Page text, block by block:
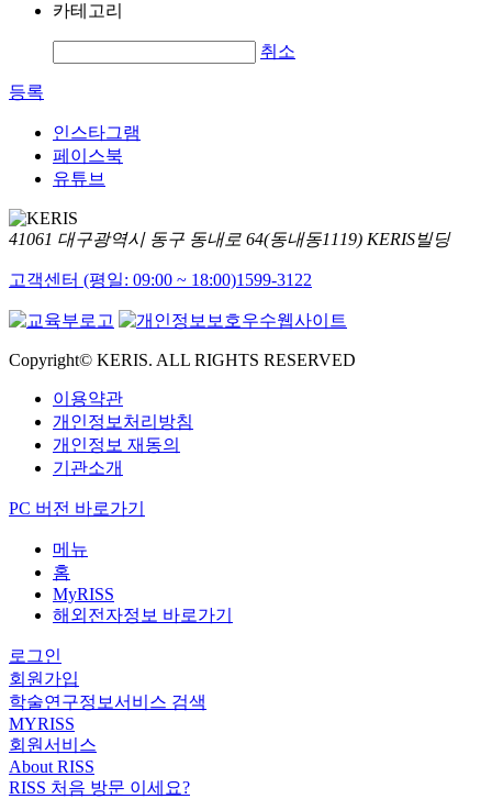
카테고리
취소
등록
인스타그램
페이스북
유튜브
41061 대구광역시 동구 동내로 64(동내동1119) KERIS빌딩
고객센터 (평일: 09:00 ~ 18:00)1599-3122
Copyright© KERIS. ALL RIGHTS RESERVED
이용약관
개인정보처리방침
개인정보 재동의
기관소개
PC 버전 바로가기
메뉴
홈
MyRISS
해외전자정보 바로가기
로그인
회원가입
학술연구정보서비스 검색
MYRISS
회원서비스
About RISS
RISS 처음 방문 이세요?